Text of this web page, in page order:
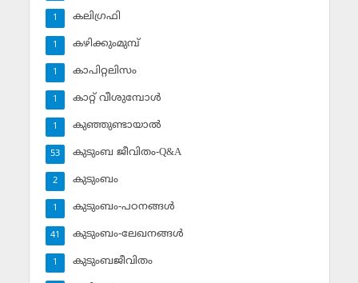
കലിഗ്രഫി
1
കഴിക്കുംമുമ്പ്
1
കാപിറ്റലിസം
1
കാറ്റ് വീശുമ്പോള്‍
1
കുഞ്ഞുണ്ടായാല്‍
1
കുടുംബ ജീവിതം-Q&A
53
കുടുംബം
2
കുടുംബം-പഠനങ്ങള്‍
1
കുടുംബം-ലേഖനങ്ങള്‍
41
കുടുംബജീവിതം
1